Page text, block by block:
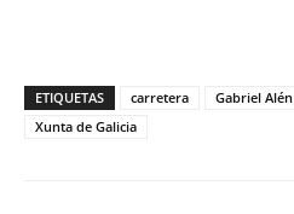
ETIQUETAS carretera Gabriel Alén
Xunta de Galicia